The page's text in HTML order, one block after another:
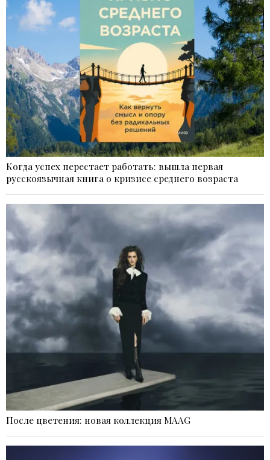
Когда успех перестает работать: вышла первая
русскоязычная книга о кризисе среднего возраста
После цветения: новая коллекция MAAG